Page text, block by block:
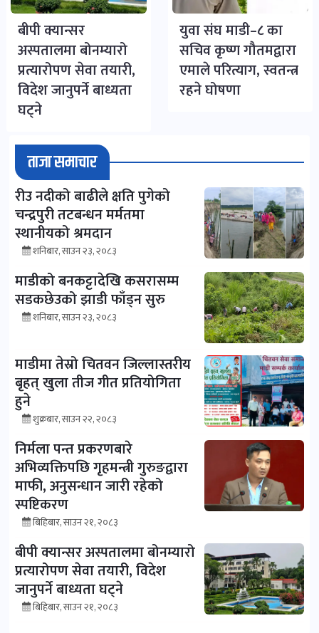
बीपी क्यान्सर
अस्पतालमा बोनम्यारो
प्रत्यारोपण सेवा तयारी,
विदेश जानुपर्ने बाध्यता
घट्ने
युवा संघ माडी–८ का
सचिव कृष्ण गौतमद्वारा
एमाले परित्याग, स्वतन्त्र
रहने घोषणा
ताजा समाचार
रीउ नदीको बाढीले क्षति पुगेको
चन्द्रपुरी तटबन्धन मर्मतमा
स्थानीयको श्रमदान
शनिबार, साउन २३, २०८३
माडीको बनकट्टादेखि कसरासम्म
सडकछेउको झाडी फाँड्न सुरु
शनिबार, साउन २३, २०८३
माडीमा तेस्रो चितवन जिल्लास्तरीय
बृहत् खुला तीज गीत प्रतियोगिता
हुने
शुक्रबार, साउन २२, २०८३
निर्मला पन्त प्रकरणबारे
अभिव्यक्तिपछि गृहमन्त्री गुरुङद्वारा
माफी, अनुसन्धान जारी रहेको
स्पष्टिकरण
बिहिबार, साउन २१, २०८३
बीपी क्यान्सर अस्पतालमा बोनम्यारो
प्रत्यारोपण सेवा तयारी, विदेश
जानुपर्ने बाध्यता घट्ने
बिहिबार, साउन २१, २०८३